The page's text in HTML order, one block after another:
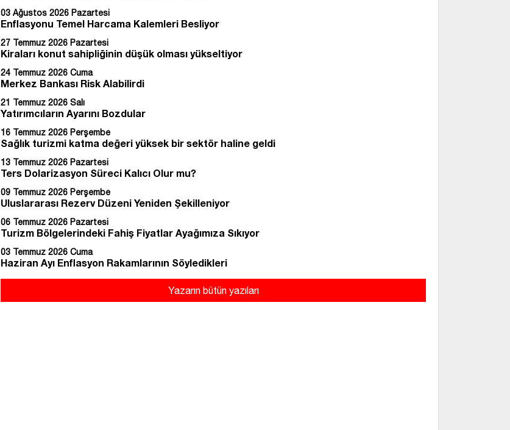
03 Ağustos 2026 Pazartesi
Enflasyonu Temel Harcama Kalemleri Besliyor
27 Temmuz 2026 Pazartesi
Kiraları konut sahipliğinin düşük olması yükseltiyor
24 Temmuz 2026 Cuma
Merkez Bankası Risk Alabilirdi
21 Temmuz 2026 Salı
Yatırımcıların Ayarını Bozdular
16 Temmuz 2026 Perşembe
Sağlık turizmi katma değeri yüksek bir sektör haline geldi
13 Temmuz 2026 Pazartesi
Ters Dolarizasyon Süreci Kalıcı Olur mu?
09 Temmuz 2026 Perşembe
Uluslararası Rezerv Düzeni Yeniden Şekilleniyor
06 Temmuz 2026 Pazartesi
Turizm Bölgelerindeki Fahiş Fiyatlar Ayağımıza Sıkıyor
03 Temmuz 2026 Cuma
Haziran Ayı Enflasyon Rakamlarının Söyledikleri
Yazarın bütün yazıları